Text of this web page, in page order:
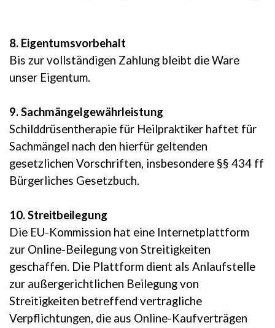
8. Eigentumsvorbehalt
Bis zur vollständigen Zahlung bleibt die Ware
unser Eigentum.
9. Sachmängelgewährleistung
Schilddrüsentherapie für Heilpraktiker haftet für
Sachmängel nach den hierfür geltenden
gesetzlichen Vorschriften, insbesondere §§ 434 ff
Bürgerliches Gesetzbuch.
10. Streitbeilegung
Die EU-Kommission hat eine Internetplattform
zur Online-Beilegung von Streitigkeiten
geschaffen. Die Plattform dient als Anlaufstelle
zur außergerichtlichen Beilegung von
Streitigkeiten betreffend vertragliche
Verpflichtungen, die aus Online-Kaufverträgen